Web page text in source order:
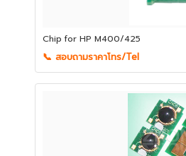
Chip for HP M400/425
📞 สอบถามราคาโทร/Tel